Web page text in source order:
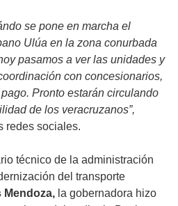
se pone en marcha el
Ulúa en la zona conurbada
pasamos a ver las unidades y
con concesionarios,
Pronto estarán circulando
de los veracruzanos”,
redes sociales.
técnico de la administración
del transporte
Mendoza, la gobernadora hizo